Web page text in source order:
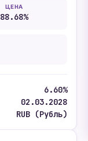
ЦЕНА
88.68%
6.60%
02.03.2028
RUB (Рубль)